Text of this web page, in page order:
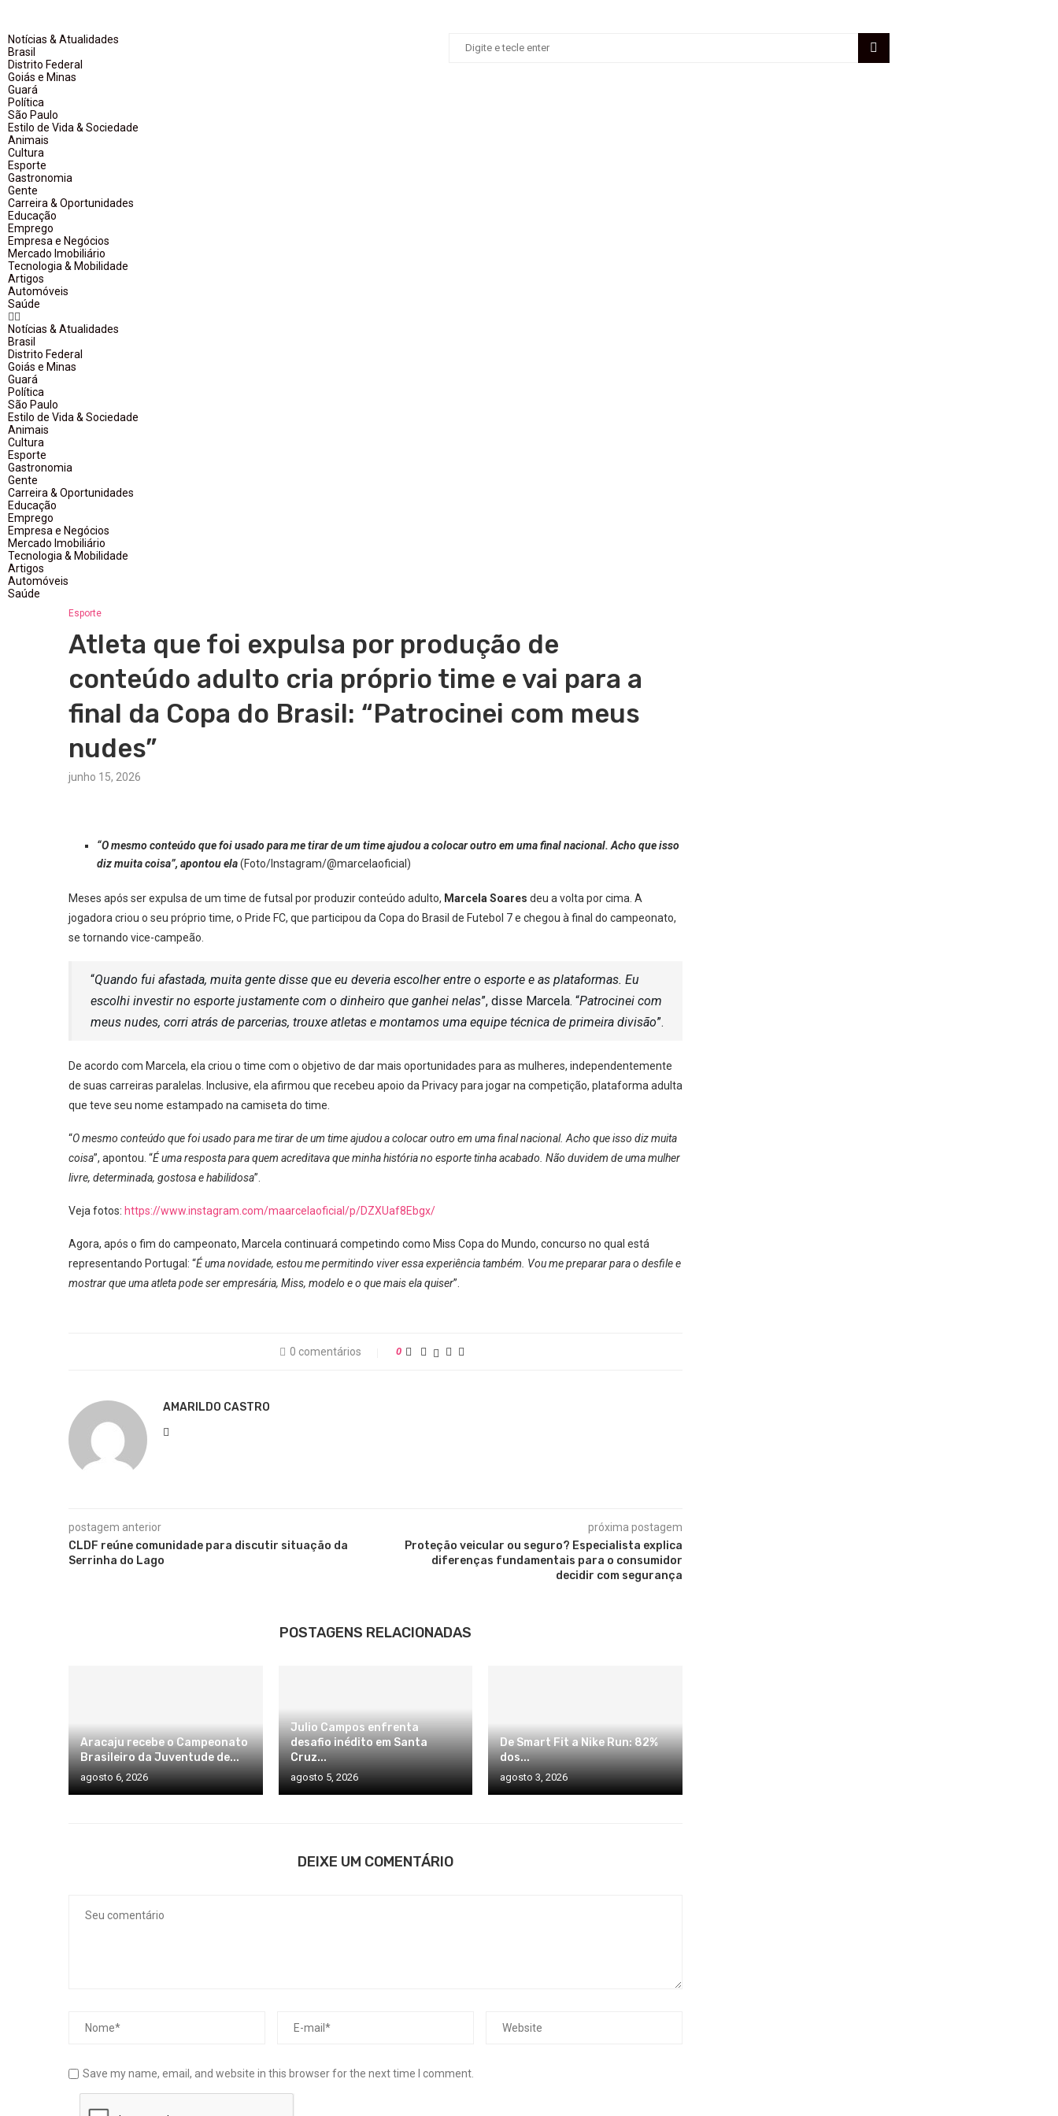
Notícias & Atualidades
Brasil
Distrito Federal
Goiás e Minas
Guará
Política
São Paulo
Estilo de Vida & Sociedade
Animais
Cultura
Esporte
Gastronomia
Gente
Carreira & Oportunidades
Educação
Emprego
Empresa e Negócios
Mercado Imobiliário
Tecnologia & Mobilidade
Artigos
Automóveis
Saúde
Notícias & Atualidades
Brasil
Distrito Federal
Goiás e Minas
Guará
Política
São Paulo
Estilo de Vida & Sociedade
Animais
Cultura
Esporte
Gastronomia
Gente
Carreira & Oportunidades
Educação
Emprego
Empresa e Negócios
Mercado Imobiliário
Tecnologia & Mobilidade
Artigos
Automóveis
Saúde
Esporte
Atleta que foi expulsa por produção de
conteúdo adulto cria próprio time e vai para a
final da Copa do Brasil: “Patrocinei com meus
nudes”
junho 15, 2026
“O mesmo conteúdo que foi usado para me tirar de um time ajudou a colocar outro em uma final nacional. Acho que isso
diz muita coisa”, apontou ela(Foto/Instagram/@marcelaoficial)
Meses após ser expulsa de um time de futsal por produzir conteúdo adulto, Marcela Soares deu a volta por cima. A
jogadora criou o seu próprio time, o Pride FC, que participou da Copa do Brasil de Futebol 7 e chegou à final do campeonato,
se tornando vice-campeão.
“Quando fui afastada, muita gente disse que eu deveria escolher entre o esporte e as plataformas. Eu
escolhi investir no esporte justamente com o dinheiro que ganhei nelas”, disse Marcela. “Patrocinei com
meus nudes, corri atrás de parcerias, trouxe atletas e montamos uma equipe técnica de primeira divisão”.
De acordo com Marcela, ela criou o time com o objetivo de dar mais oportunidades para as mulheres, independentemente
de suas carreiras paralelas. Inclusive, ela afirmou que recebeu apoio da Privacy para jogar na competição, plataforma adulta
que teve seu nome estampado na camiseta do time.
“O mesmo conteúdo que foi usado para me tirar de um time ajudou a colocar outro em uma final nacional. Acho que isso diz muita
coisa”, apontou. “É uma resposta para quem acreditava que minha história no esporte tinha acabado. Não duvidem de uma mulher
livre, determinada, gostosa e habilidosa”.
Veja fotos: https://www.instagram.com/maarcelaoficial/p/DZXUaf8Ebgx/
Agora, após o fim do campeonato, Marcela continuará competindo como Miss Copa do Mundo, concurso no qual está
representando Portugal: “É uma novidade, estou me permitindo viver essa experiência também. Vou me preparar para o desfile e
mostrar que uma atleta pode ser empresária, Miss, modelo e o que mais ela quiser”.
0 comentários 0
AMARILDO CASTRO
postagem anterior
CLDF reúne comunidade para discutir situação da
Serrinha do Lago
próxima postagem
Proteção veicular ou seguro? Especialista explica
diferenças fundamentais para o consumidor
decidir com segurança
POSTAGENS RELACIONADAS
Aracaju recebe o Campeonato
Brasileiro da Juventude de...
agosto 6, 2026
Julio Campos enfrenta
desafio inédito em Santa
Cruz...
agosto 5, 2026
De Smart Fit a Nike Run: 82%
dos...
agosto 3, 2026
DEIXE UM COMENTÁRIO
Save my name, email, and website in this browser for the next time I comment.